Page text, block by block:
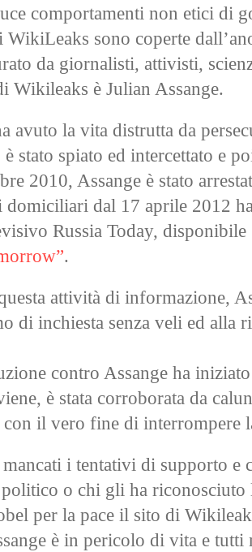
comportamenti non etici di
sono coperte
da giornalisti, attivisti,
Wikileaks è Julian Assange.
avuto la vita distrutta da
è stato spiato ed intercettato e
2010, Assange è stato
domiciliari dal 17 aprile 2012
Russia Today,
.
attività di informazione,
di inchiesta senza veli ed alla
contro Assange ha
è stata corroborata da
con il vero fine di interrompere
i tentativi di supporto e
o chi gli ha
per la pace il sito di
è in pericolo di vita e